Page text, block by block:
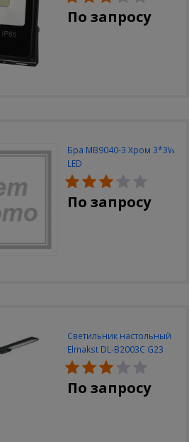
По запросу
Бра MB9040-3 Хром 3*3W
LED
По запросу
Светильник настольный
Elmakst DL-B2003C G23
черный струбцина
По запросу